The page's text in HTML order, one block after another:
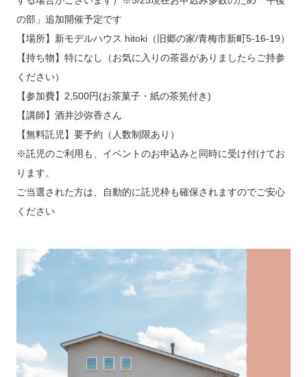
の部」追加開催予定です
【場所】新モデルハウス hitoki（旧郷の家/青梅市新町5-16-19）
【持ち物】特になし（お気に入りの茶器がありましたらご持参
ください）
【参加費】2,500円(お茶菓子・紙の茶筅付き)
【講師】酒井沙弥香さん
【無料託児】要予約（人数制限あり）
※託児のご利用も、イベントのお申込みと同時に受け付けてお
ります。
ご当選された方は、自動的に託児枠も確保されますのでご安心
ください